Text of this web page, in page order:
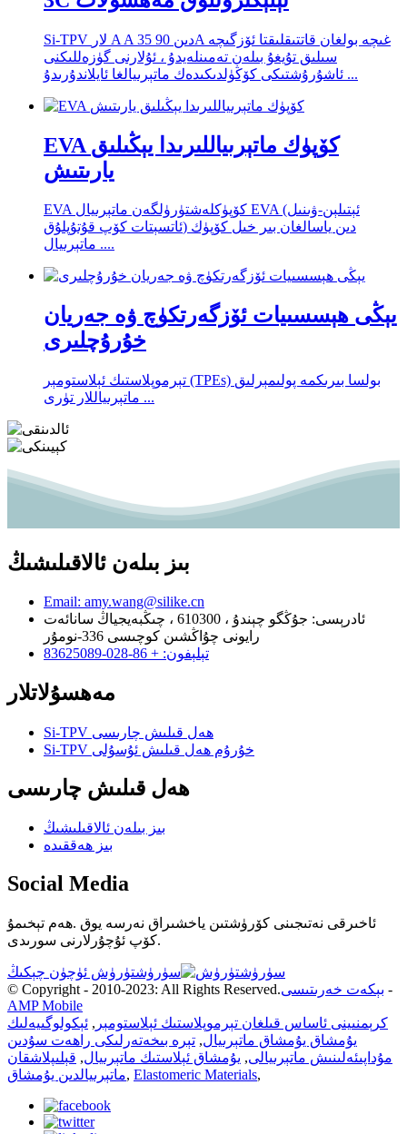
Si-TPV لار A A 35 دىن 90A غىچە بولغان قاتتىقلىقتا ئۆزگىچە
سىلىق تۇيغۇ بىلەن تەمىنلەيدۇ ، ئۇلارنى گۈزەللىكنى
ئاشۇرۇشتىكى كۆڭۈلدىكىدەك ماتېرىيالغا ئايلاندۇرىدۇ ...
EVA كۆپۈك ماتېرىياللىرىدا يېڭىلىق
يارىتىش
EVA كۆپۈكلەشتۈرۈلگەن ماتېرىيال EVA (ئېتىلېن-ۋىنىل
ئاتسېتات كۆپ قۇتۇپلۇق) دىن ياسالغان بىر خىل كۆپۈك
ماتېرىيال ....
يېڭى ھېسسىيات ئۆزگەرتكۈچ ۋە جەريان
خۇرۇچلىرى
تېرموپلاستىك ئېلاستومېر (TPEs) بولسا بىرىكمە پولىمېرلىق
ماتېرىياللار تۈرى ...
بىز بىلەن ئالاقىلىشىڭ
Email: amy.wang@silike.cn
ئادرېسى: جۇڭگو چېندۇ ، 610300 ، چىڭبەيجياڭ سانائەت
رايونى چۇاڭشىن كوچىسى 336-نومۇر
تېلېفون: + 86-028-83625089
مەھسۇلاتلار
Si-TPV ھەل قىلىش چارىسى
Si-TPV خۇرۇم ھەل قىلىش ئۇسۇلى
ھەل قىلىش چارىسى
بىز بىلەن ئالاقىلىشىڭ
بىز ھەققىدە
Social Media
ئاخىرقى نەتىجىنى كۆرۈشتىن ياخشىراق نەرسە يوق .ھەم تېخىمۇ
كۆپ ئۇچۇرلارنى سورىدى.
سۈرۈشتۈرۈش ئۈچۈن چېكىڭ
© Copyright - 2010-2023: All Rights Reserved.بېكەت خەرىتىسى -
AMP Mobile
كرېمنىينى ئاساس قىلغان تېرموپلاستىك ئېلاستومېر , ئېكولوگىيەلىك
يۇمشاق يۇمشاق ماتېرىيال, تېرە بىخەتەرلىكى راھەت سۇدىن
مۇداپىئەلىنىش ماتېرىيالى, يۇمشاق ئېلاستىك ماتېرىيال, قېلىپلاشقان
ماتېرىيالدىن يۇمشاق, Elastomeric Materials,